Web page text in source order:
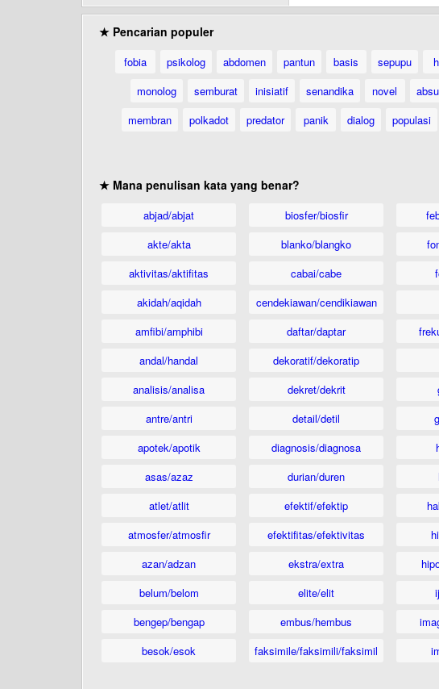
★ Pencarian populer
fobia psikolog abdomen pantun basis sepupu
monolog
semburat inisiatif senandika novel
membran
polkadot predator panik dialog populasi
★ Mana penulisan kata yang benar?
abjad/abjat
akte/akta
aktivitas/aktifitas
akidah/aqidah
amfibi/amphibi
andal/handal
analisis/analisa
antre/antri
apotek/apotik
asas/azaz
atlet/atlit
atmosfer/atmosfir
azan/adzan
belum/belom
bengep/bengap
besok/esok
biosfer/biosfir
blanko/blangko
cabai/cabe
cendekiawan/cendikiawan
daftar/daptar
dekoratif/dekoratip
dekret/dekrit
detail/detil
diagnosis/diagnosa
durian/duren
efektif/efektip
efektifitas/efektivitas
ekstra/extra
elite/elit
embus/hembus
faksimile/faksimili/faksimil